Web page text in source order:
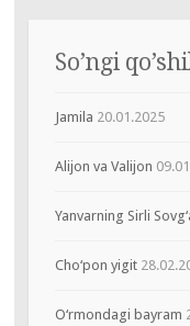
So’ngi
Jamila 20.01.2025
Alijon va Valijon
Yanvarning Sirli
Cho‘pon yigit
O‘rmondagi bayram